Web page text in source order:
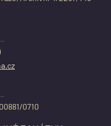
0710